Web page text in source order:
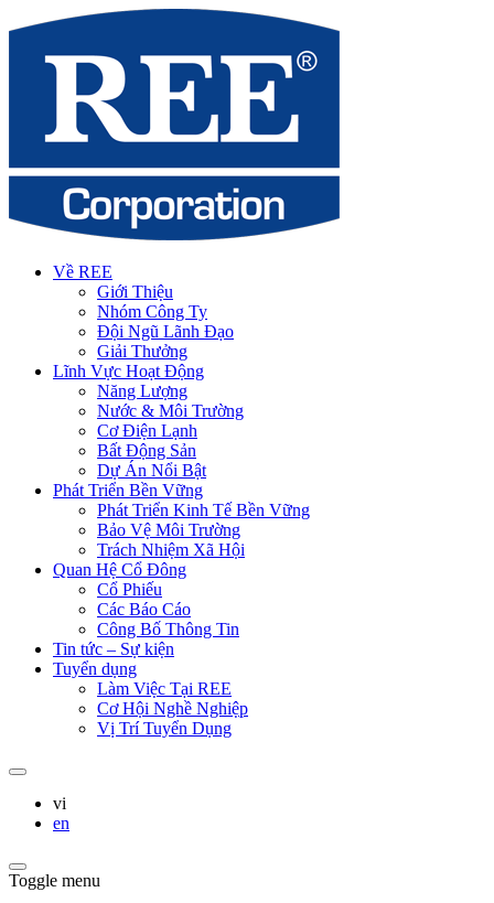
Về REE
Giới Thiệu
Nhóm Công Ty
Đội Ngũ Lãnh Đạo
Giải Thưởng
Lĩnh Vực Hoạt Động
Năng Lượng
Nước & Môi Trường
Cơ Điện Lạnh
Bất Động Sản
Dự Án Nổi Bật
Phát Triển Bền Vững
Phát Triển Kinh Tế Bền Vững
Bảo Vệ Môi Trường
Trách Nhiệm Xã Hội
Quan Hệ Cổ Đông
Cổ Phiếu
Các Báo Cáo
Công Bố Thông Tin
Tin tức – Sự kiện
Tuyển dụng
Làm Việc Tại REE
Cơ Hội Nghề Nghiệp
Vị Trí Tuyển Dụng
vi
en
Toggle menu